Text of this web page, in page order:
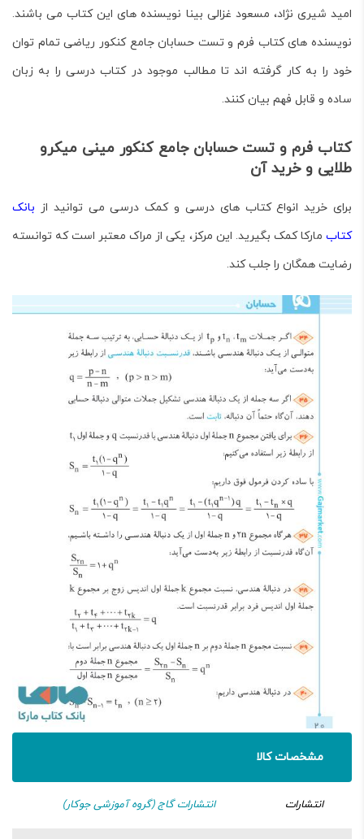
امید شیری ‌نژاد، مسعود غزالی ‌بینا نویسنده های این کتاب می باشند.
نویسنده های کتاب فرم و تست حسابان جامع کنکور ریاضی تمام توان
خود را به کار گرفته اند تا مطالب موجود در کتاب درسی را به زبان
ساده و قابل فهم بیان کنند.
کتاب فرم و تست حسابان جامع کنکور مینی میکرو
طلایی و خرید آن
برای خرید انواع کتاب های درسی و کمک درسی می توانید از بانک
کتاب مارکا کمک بگیرید. این مرکز، یکی از مراک معتبر است که توانسته
رضایت همگان را جلب کند.
مشخصات کالا
انتشارات انتشارات گاج (گروه آموزشی جوکار)